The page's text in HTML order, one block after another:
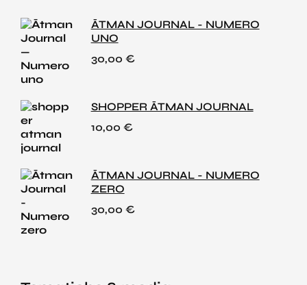
ĀTMAN JOURNAL - NUMERO
UNO
30,00 €
SHOPPER ĀTMAN JOURNAL
10,00 €
ĀTMAN JOURNAL - NUMERO
ZERO
30,00 €